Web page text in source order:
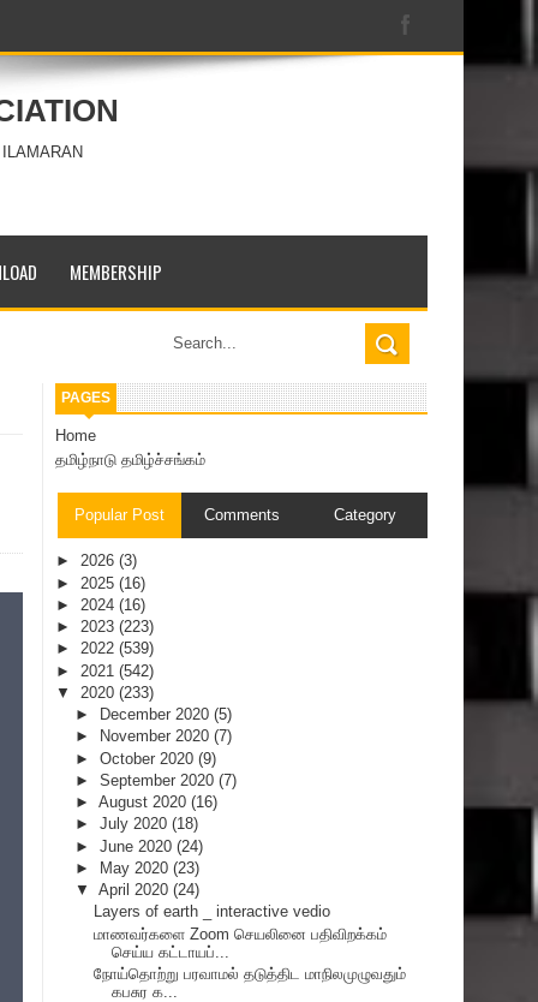
MEMBERSHIP
PAGES
Home
தமிழ்நாடு தமிழ்ச்சங்கம்
Popular Post Comments Category
► 2026 (3)
► 2025 (16)
► 2024 (16)
► 2023 (223)
► 2022 (539)
► 2021 (542)
▼ 2020 (233)
►
December 2020 (5)
►
November 2020 (7)
► October 2020 (9)
► September 2020 (7)
► August 2020 (16)
► July 2020 (18)
► June 2020 (24)
►
May 2020 (23)
▼ April 2020 (24)
Layers of earth _ interactive vedio
மாணவர்களை Zoom செயலினை பதிவிறக்கம்
செய்ய கட்டாயப்...
நோய்தொற்று பரவாமல் தடுத்திட மாநிலமுழுவதும்
கபசுர க...